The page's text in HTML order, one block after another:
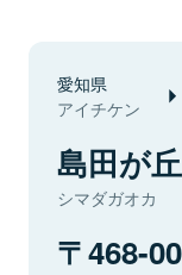
愛知県
アイチケン
島田が丘
シマダガオカ
468-